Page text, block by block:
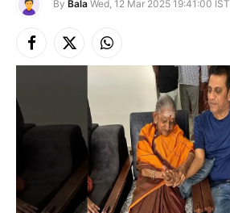
By Bala Wed, 12 Mar 2025 19:41:00 IST
Facebook
X
(Twitter)
Instagram